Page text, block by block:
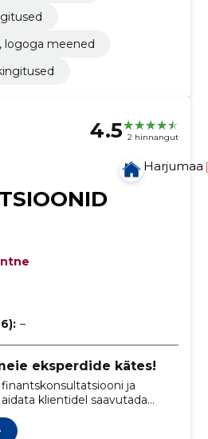
logoga meened
4.5 2 hinnangut
Harjumaa
–
eksperdide kätes!
ja
klientidel saavutada
finantsesmärgid.